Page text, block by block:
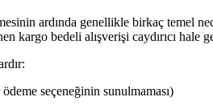
ardında genellikle birkaç temel
kargo bedeli alışverişi caydırıcı hale
seçeneğinin sunulmaması)